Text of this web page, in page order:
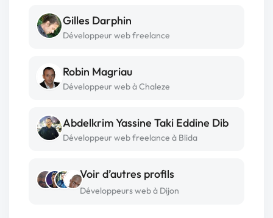
Gilles Darphin
Développeur web freelance
Robin Magriau
Développeur web à Chaleze
Abdelkrim Yassine Taki Eddine Dib
Développeur web freelance à Blida
Voir d’autres profils
Développeurs web à Dijon